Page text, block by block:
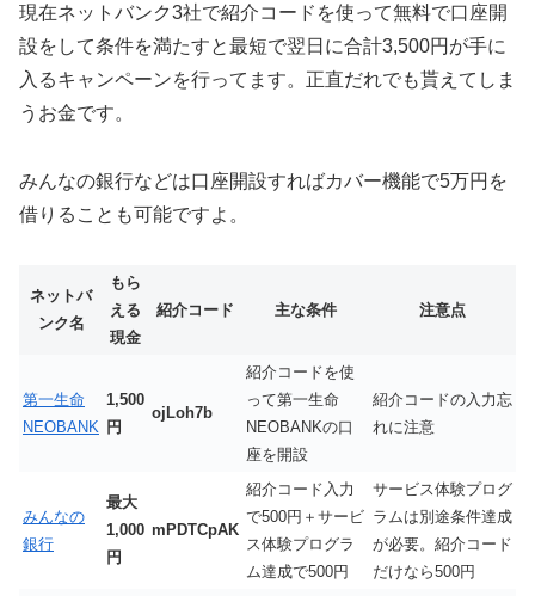
現在ネットバンク3社で紹介コードを使って無料で口座開
設をして条件を満たすと最短で翌日に合計3,500円が手に
入るキャンペーンを行ってます。正直だれでも貰えてしま
うお金です。
みんなの銀行などは口座開設すればカバー機能で5万円を
借りることも可能ですよ。
ネットバ
ンク名
もら
える
現金
紹介コード 主な条件 注意点
第一生命
NEOBANK
1,500
円
ojLoh7b
紹介コードを使
って第一生命
NEOBANKの口
座を開設
紹介コードの入力忘
れに注意
みんなの
銀行
最大
1,000
円
mPDTCpAK
紹介コード入力
で500円＋サービ
ス体験プログラ
ム達成で500円
サービス体験プログ
ラムは別途条件達成
が必要。紹介コード
だけなら500円